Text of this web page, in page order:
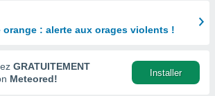
orange : alerte aux orages violents !
GRATUITEMENT
Meteored!
Installer